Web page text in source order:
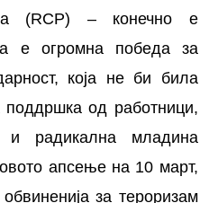
(RCP) – конечно е
е огромна победа за
која не би била
од работници,
и радикална младина
апсење на 10 март,
за тероризам